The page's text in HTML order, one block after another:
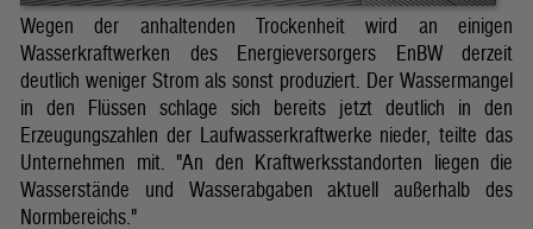
Wegen der anhaltenden Trockenheit wird an einigen
Wasserkraftwerken des Energieversorgers EnBW derzeit
deutlich weniger Strom als sonst produziert. Der Wassermangel
in den Flüssen schlage sich bereits jetzt deutlich in den
Erzeugungszahlen der Laufwasserkraftwerke nieder, teilte das
Unternehmen mit. "An den Kraftwerksstandorten liegen die
Wasserstände und Wasserabgaben aktuell außerhalb des
Normbereichs."